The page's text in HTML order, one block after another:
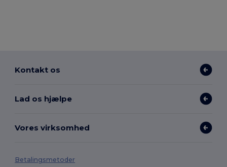
Kontakt os
Lad os hjælpe
Vores virksomhed
Betalingsmetoder